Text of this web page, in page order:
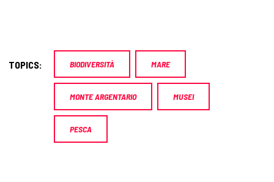
TOPICS: BIODIVERSITÀ MARE
MONTE ARGENTARIO MUSEI
PESCA